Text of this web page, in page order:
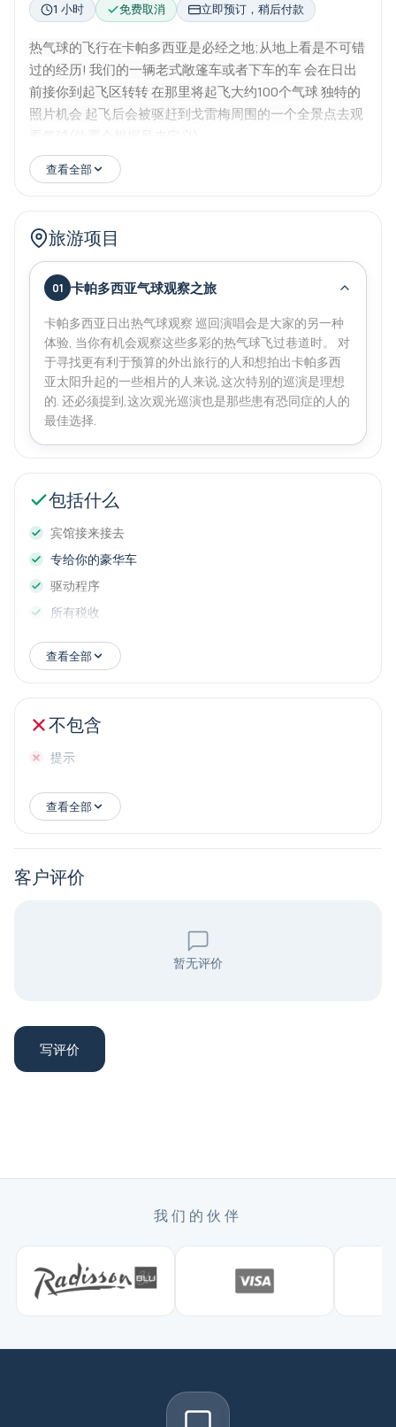
1 小时 免费取消 立即预订，稍后付款
热气球的飞行在卡帕多西亚是必经之地;从地上看是不可错
过的经历! 我们的一辆老式敞篷车或者下车的车 会在日出
前接你到起飞区转转 在那里将起飞大约100个气球 独特的
照片机会 起飞后会被驱赶到戈雷梅周围的一个全景点去观
查看全部
旅游项目
01 卡帕多西亚气球观察之旅
卡帕多西亚日出热气球观察 巡回演唱会是大家的另一种
体验, 当你有机会观察这些多彩的热气球飞过巷道时。 对
于寻找更有利于预算的外出旅行的人和想拍出卡帕多西
亚太阳升起的一些相片的人来说,这次特别的巡演是理想
的. 还必须提到,这次观光巡演也是那些患有恐同症的人的
最佳选择.
包括什么
宾馆接来接去
专给你的豪华车
驱动程序
所有税收
查看全部
不包含
提示
查看全部
客户评价
暂无评价
写评价
我们的伙伴